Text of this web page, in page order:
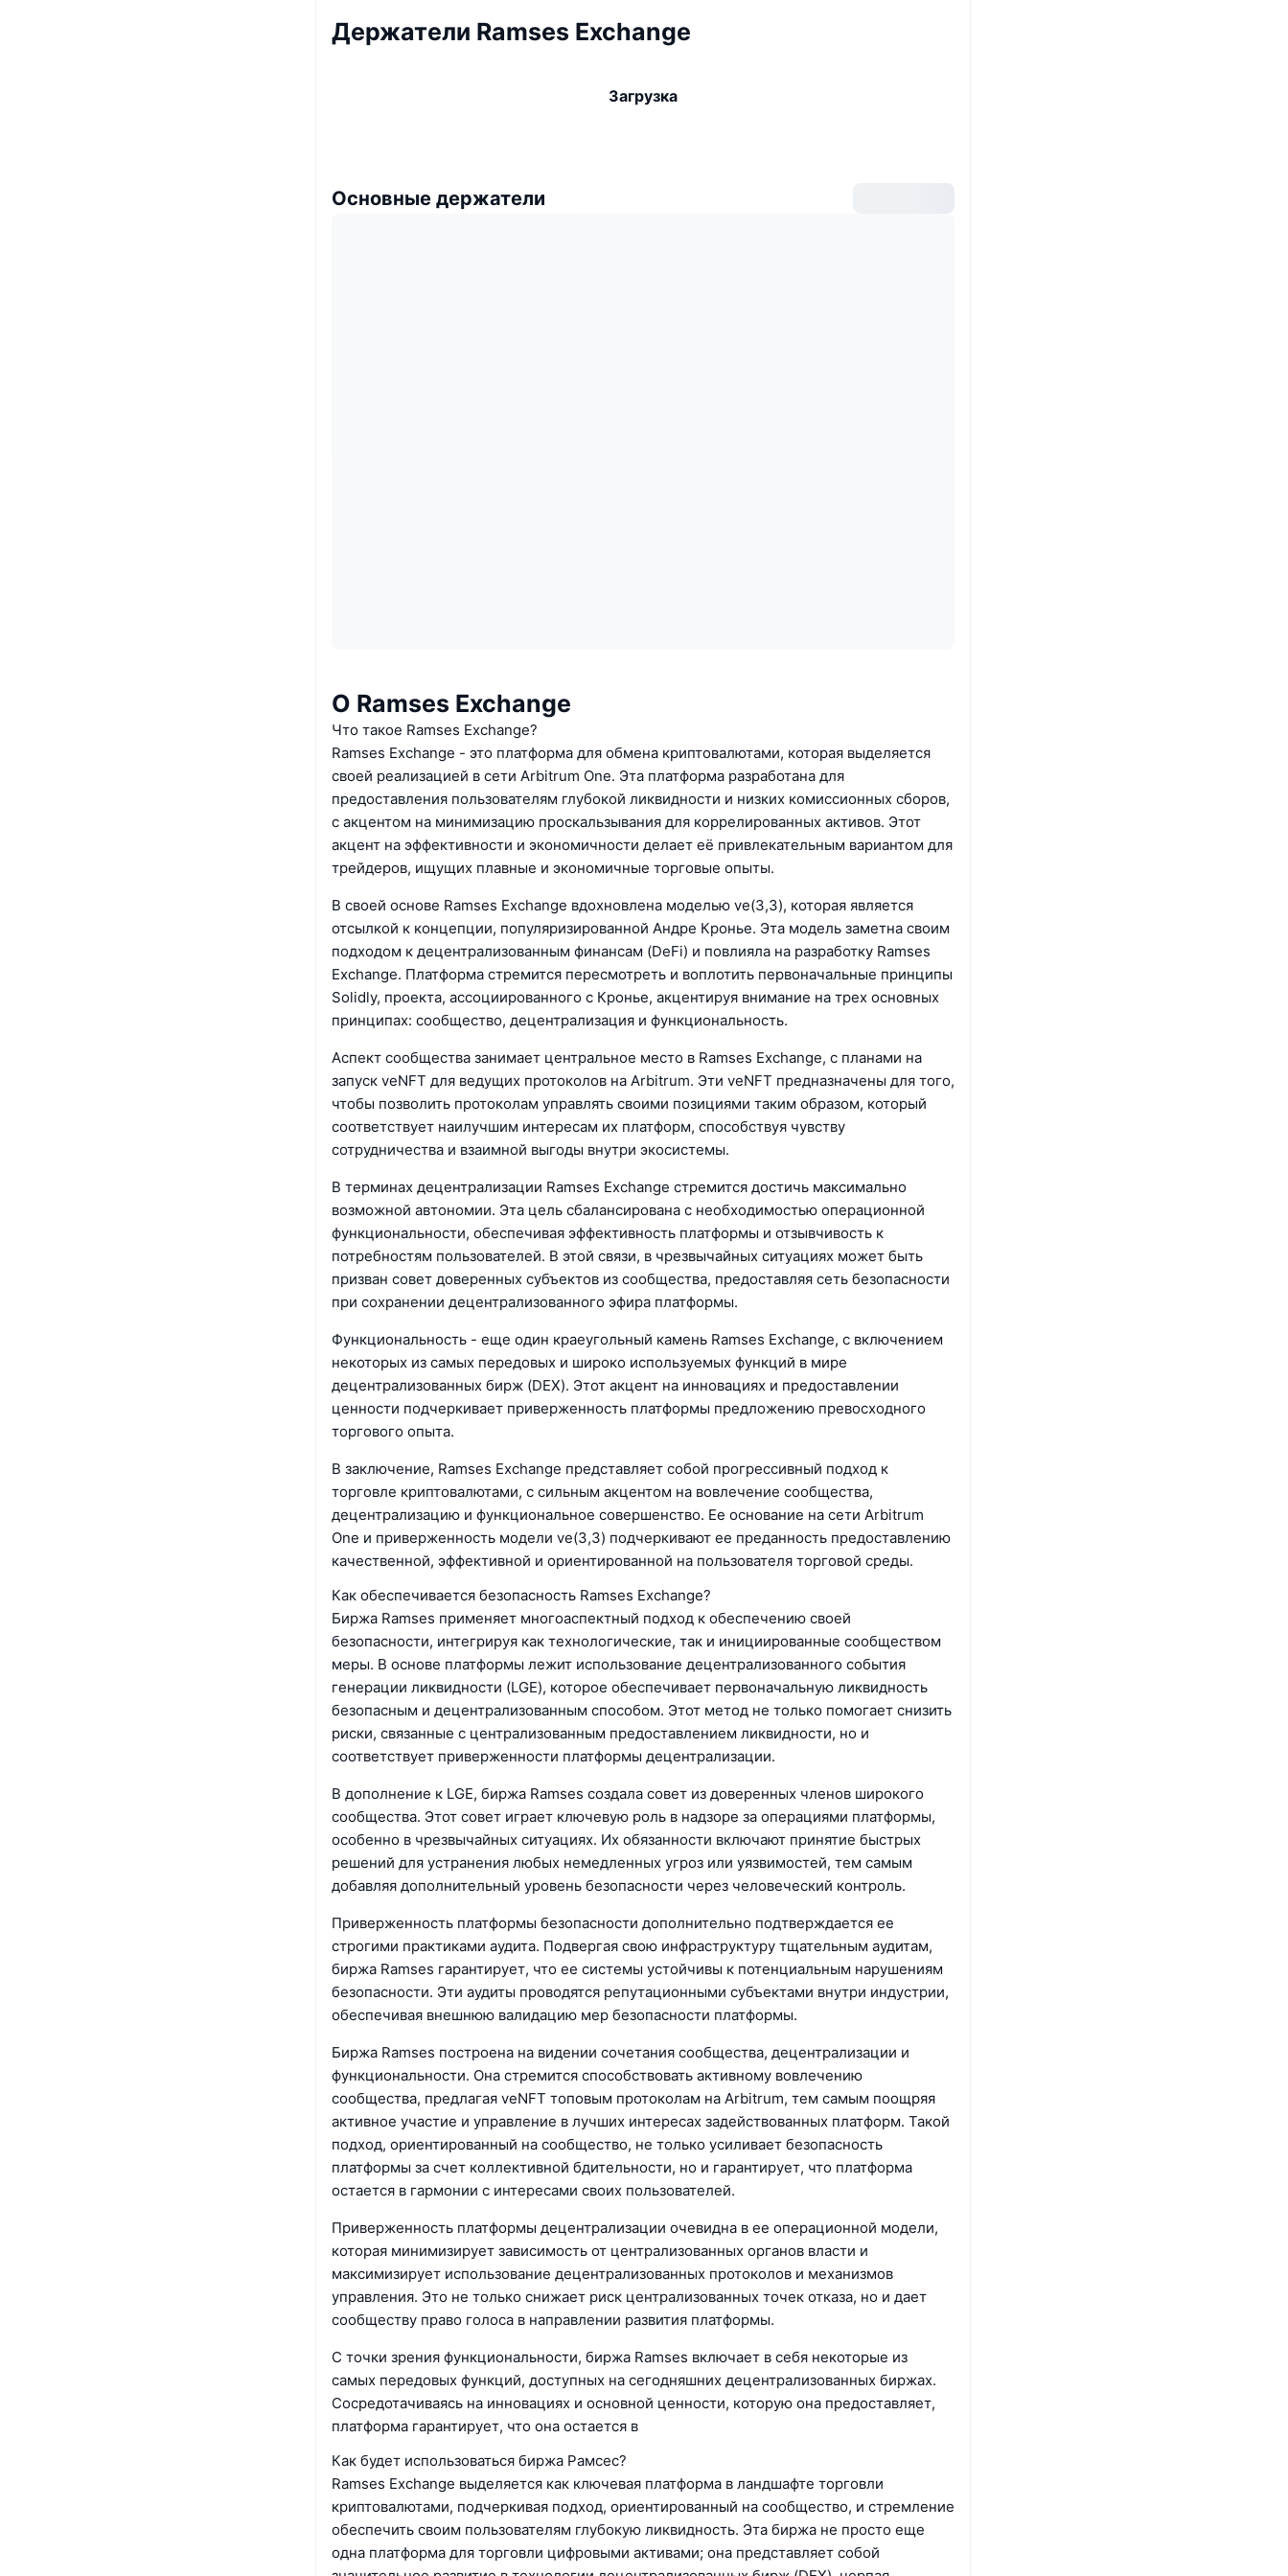
Держатели Ramses Exchange
Загрузка
Основные держатели
О Ramses Exchange
Что такое Ramses Exchange?
Ramses Exchange - это платформа для обмена криптовалютами, которая выделяется
своей реализацией в сети Arbitrum One. Эта платформа разработана для
предоставления пользователям глубокой ликвидности и низких комиссионных сборов,
с акцентом на минимизацию проскальзывания для коррелированных активов. Этот
акцент на эффективности и экономичности делает её привлекательным вариантом для
трейдеров, ищущих плавные и экономичные торговые опыты.
В своей основе Ramses Exchange вдохновлена моделью ve(3,3), которая является
отсылкой к концепции, популяризированной Андре Кронье. Эта модель заметна своим
подходом к децентрализованным финансам (DeFi) и повлияла на разработку Ramses
Exchange. Платформа стремится пересмотреть и воплотить первоначальные принципы
Solidly, проекта, ассоциированного с Кронье, акцентируя внимание на трех основных
принципах: сообщество, децентрализация и функциональность.
Аспект сообщества занимает центральное место в Ramses Exchange, с планами на
запуск veNFT для ведущих протоколов на Arbitrum. Эти veNFT предназначены для того,
чтобы позволить протоколам управлять своими позициями таким образом, который
соответствует наилучшим интересам их платформ, способствуя чувству
сотрудничества и взаимной выгоды внутри экосистемы.
В терминах децентрализации Ramses Exchange стремится достичь максимально
возможной автономии. Эта цель сбалансирована с необходимостью операционной
функциональности, обеспечивая эффективность платформы и отзывчивость к
потребностям пользователей. В этой связи, в чрезвычайных ситуациях может быть
призван совет доверенных субъектов из сообщества, предоставляя сеть безопасности
при сохранении децентрализованного эфира платформы.
Функциональность - еще один краеугольный камень Ramses Exchange, с включением
некоторых из самых передовых и широко используемых функций в мире
децентрализованных бирж (DEX). Этот акцент на инновациях и предоставлении
ценности подчеркивает приверженность платформы предложению превосходного
торгового опыта.
В заключение, Ramses Exchange представляет собой прогрессивный подход к
торговле криптовалютами, с сильным акцентом на вовлечение сообщества,
децентрализацию и функциональное совершенство. Ее основание на сети Arbitrum
One и приверженность модели ve(3,3) подчеркивают ее преданность предоставлению
качественной, эффективной и ориентированной на пользователя торговой среды.
Как обеспечивается безопасность Ramses Exchange?
Биржа Ramses применяет многоаспектный подход к обеспечению своей
безопасности, интегрируя как технологические, так и инициированные сообществом
меры. В основе платформы лежит использование децентрализованного события
генерации ликвидности (LGE), которое обеспечивает первоначальную ликвидность
безопасным и децентрализованным способом. Этот метод не только помогает снизить
риски, связанные с централизованным предоставлением ликвидности, но и
соответствует приверженности платформы децентрализации.
В дополнение к LGE, биржа Ramses создала совет из доверенных членов широкого
сообщества. Этот совет играет ключевую роль в надзоре за операциями платформы,
особенно в чрезвычайных ситуациях. Их обязанности включают принятие быстрых
решений для устранения любых немедленных угроз или уязвимостей, тем самым
добавляя дополнительный уровень безопасности через человеческий контроль.
Приверженность платформы безопасности дополнительно подтверждается ее
строгими практиками аудита. Подвергая свою инфраструктуру тщательным аудитам,
биржа Ramses гарантирует, что ее системы устойчивы к потенциальным нарушениям
безопасности. Эти аудиты проводятся репутационными субъектами внутри индустрии,
обеспечивая внешнюю валидацию мер безопасности платформы.
Биржа Ramses построена на видении сочетания сообщества, децентрализации и
функциональности. Она стремится способствовать активному вовлечению
сообщества, предлагая veNFT топовым протоколам на Arbitrum, тем самым поощряя
активное участие и управление в лучших интересах задействованных платформ. Такой
подход, ориентированный на сообщество, не только усиливает безопасность
платформы за счет коллективной бдительности, но и гарантирует, что платформа
остается в гармонии с интересами своих пользователей.
Приверженность платформы децентрализации очевидна в ее операционной модели,
которая минимизирует зависимость от централизованных органов власти и
максимизирует использование децентрализованных протоколов и механизмов
управления. Это не только снижает риск централизованных точек отказа, но и дает
сообществу право голоса в направлении развития платформы.
С точки зрения функциональности, биржа Ramses включает в себя некоторые из
самых передовых функций, доступных на сегодняшних децентрализованных биржах.
Сосредотачиваясь на инновациях и основной ценности, которую она предоставляет,
платформа гарантирует, что она остается в
Как будет использоваться биржа Рамсес?
Ramses Exchange выделяется как ключевая платформа в ландшафте торговли
криптовалютами, подчеркивая подход, ориентированный на сообщество, и стремление
обеспечить своим пользователям глубокую ликвидность. Эта биржа не просто еще
одна платформа для торговли цифровыми активами; она представляет собой